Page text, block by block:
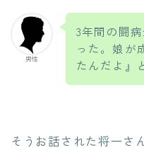
男性
3年間の闘
った。娘が
たんだよ』
そうお話された将一さ